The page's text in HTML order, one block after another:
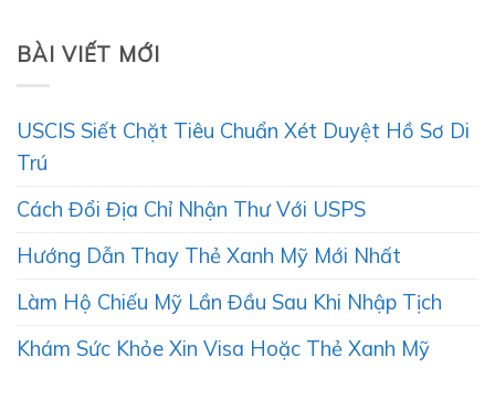
BÀI VIẾT MỚI
USCIS Siết Chặt Tiêu Chuẩn Xét Duyệt Hồ Sơ Di
Trú
Cách Đổi Địa Chỉ Nhận Thư Với USPS
Hướng Dẫn Thay Thẻ Xanh Mỹ Mới Nhất
Làm Hộ Chiếu Mỹ Lần Đầu Sau Khi Nhập Tịch
Khám Sức Khỏe Xin Visa Hoặc Thẻ Xanh Mỹ